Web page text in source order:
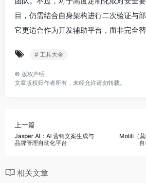
目，仍需结合自身架构进行二次验证与
它更适合作为开发辅助平台，而非完全替
# 工具大全
© 版权声明
文章版权归作者所有，未经允许请勿转载。
上一篇
Jasper AI：AI 营销文案生成与
品牌管理自动化平台
Molili（
相关文章